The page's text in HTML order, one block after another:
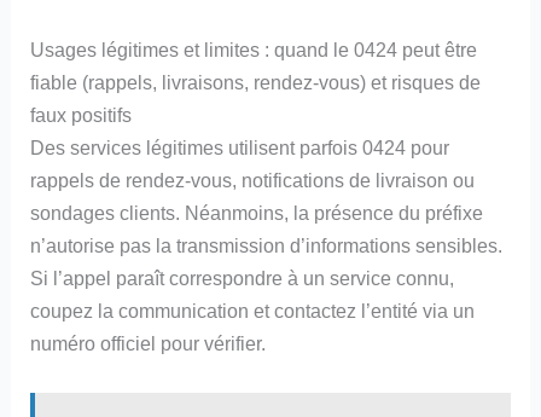
Usages légitimes et limites : quand le 0424 peut être
fiable (rappels, livraisons, rendez‑vous) et risques de
faux positifs
Des services légitimes utilisent parfois 0424 pour
rappels de rendez‑vous, notifications de livraison ou
sondages clients. Néanmoins, la présence du préfixe
n’autorise pas la transmission d’informations sensibles.
Si l’appel paraît correspondre à un service connu,
coupez la communication et contactez l’entité via un
numéro officiel pour vérifier.